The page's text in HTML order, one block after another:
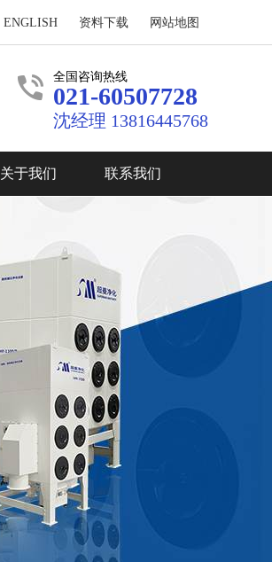
ENGLISH 资料下载 网站地图
全国咨询热线
021-60507728
沈经理 13816445768
关于我们 联系我们